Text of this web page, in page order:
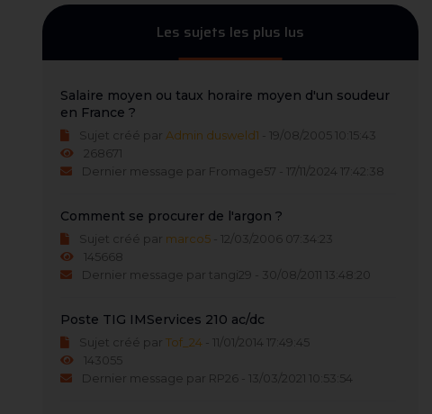
Les sujets les plus lus
Salaire moyen ou taux horaire moyen d'un soudeur
en France ?
Sujet créé par Admin dusweld1 - 19/08/2005 10:15:43
268671
Dernier message par Fromage57 - 17/11/2024 17:42:38
Comment se procurer de l'argon ?
Sujet créé par marco5 - 12/03/2006 07:34:23
145668
Dernier message par tangi29 - 30/08/2011 13:48:20
Poste TIG IMServices 210 ac/dc
Sujet créé par Tof_24 - 11/01/2014 17:49:45
143055
Dernier message par RP26 - 13/03/2021 10:53:54